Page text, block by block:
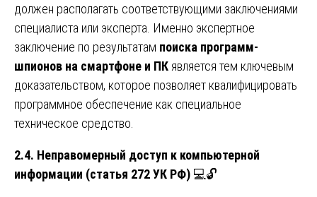
должен располагать соответствующими заключениями
специалиста или эксперта. Именно экспертное
заключение по результатам поиска программ-
шпионов на смартфоне и ПК является тем ключевым
доказательством, которое позволяет квалифицировать
программное обеспечение как специальное
техническое средство.
2.4. Неправомерный доступ к компьютерной
информации (статья 272 УК РФ) 💻🔓